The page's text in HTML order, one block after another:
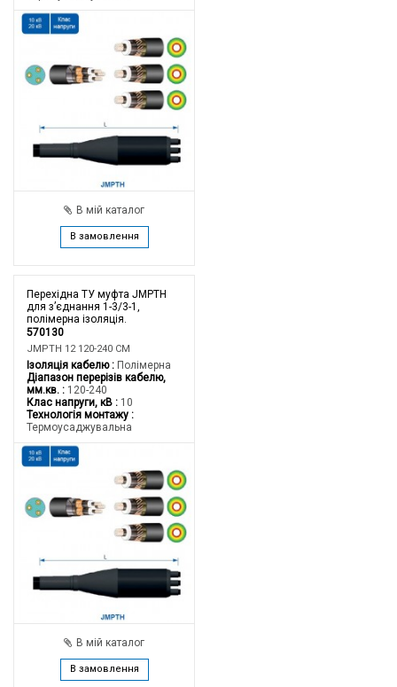
В мій каталог
В замовлення
Перехідна ТУ муфта JMPTH
для з’єднання 1-3/3-1,
полімерна ізоляція.
570130
JMPTH 12 120-240 CM
Ізоляція кабелю
Полімерна
Діапазон перерізів кабелю,
мм.кв.
120-240
Клас напруги, кВ
10
Технологія монтажу
Термоусаджувальна
В мій каталог
В замовлення